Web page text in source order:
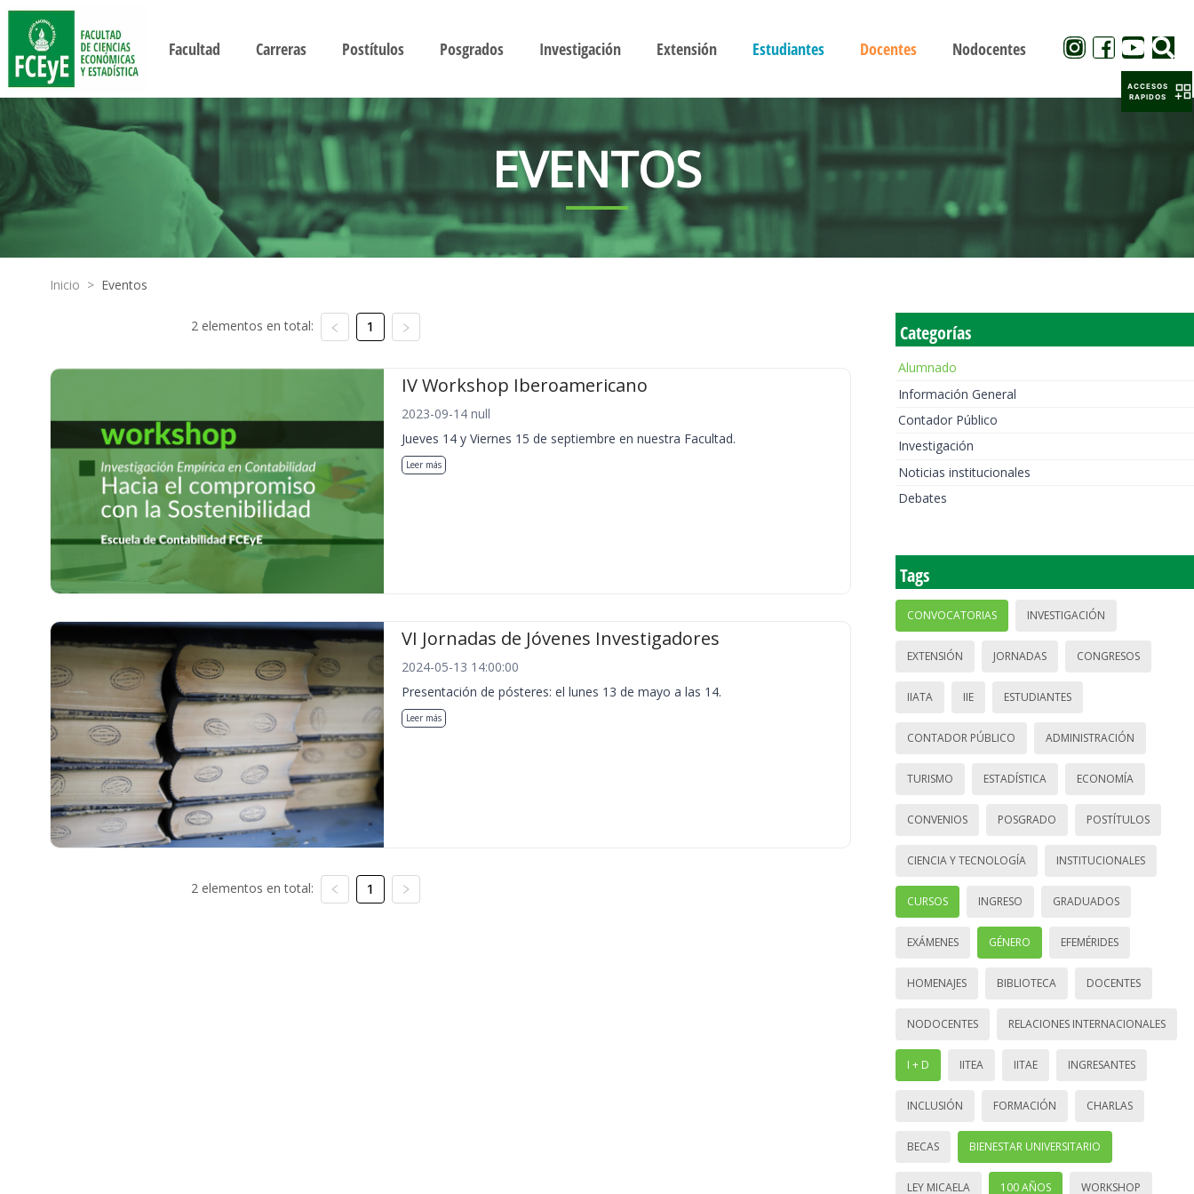
Facultad Carreras Postítulos Posgrados Investigación Extensión Estudiantes Docentes Nodocentes
EVENTOS
Inicio > Eventos
2 elementos en total: 1
IV Workshop Iberoamericano
2023-09-14 null
Jueves 14 y Viernes 15 de septiembre en nuestra Facultad.
Leer más
VI Jornadas de Jóvenes Investigadores
2024-05-13 14:00:00
Presentación de pósteres: el lunes 13 de mayo a las 14.
Leer más
2 elementos en total: 1
Categorías
Alumnado
Información General
Contador Público
Investigación
Noticias institucionales
Debates
Tags
CONVOCATORIAS INVESTIGACIÓN
EXTENSIÓN JORNADAS CONGRESOS
IIATA IIE ESTUDIANTES
CONTADOR PÚBLICO ADMINISTRACIÓN
TURISMO ESTADÍSTICA ECONOMÍA
CONVENIOS POSGRADO POSTÍTULOS
CIENCIA Y TECNOLOGÍA INSTITUCIONALES
CURSOS INGRESO GRADUADOS
EXÁMENES GÉNERO EFEMÉRIDES
HOMENAJES BIBLIOTECA DOCENTES
NODOCENTES RELACIONES INTERNACIONALES
I + D IITEA IITAE INGRESANTES
INCLUSIÓN FORMACIÓN CHARLAS
BECAS BIENESTAR UNIVERSITARIO
LEY MICAELA 100 AÑOS WORKSHOP
ACCESOS
RAPIDOS